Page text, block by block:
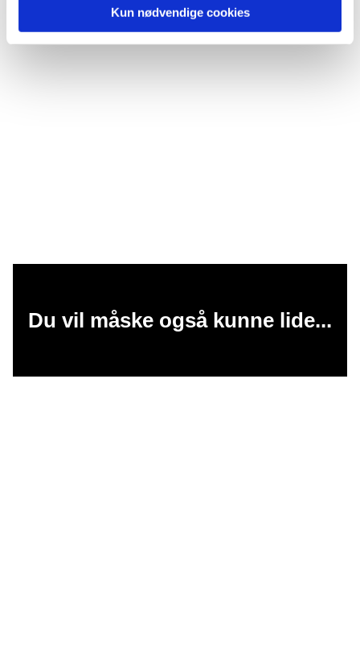
Kun nødvendige cookies
Du vil måske også kunne lide...